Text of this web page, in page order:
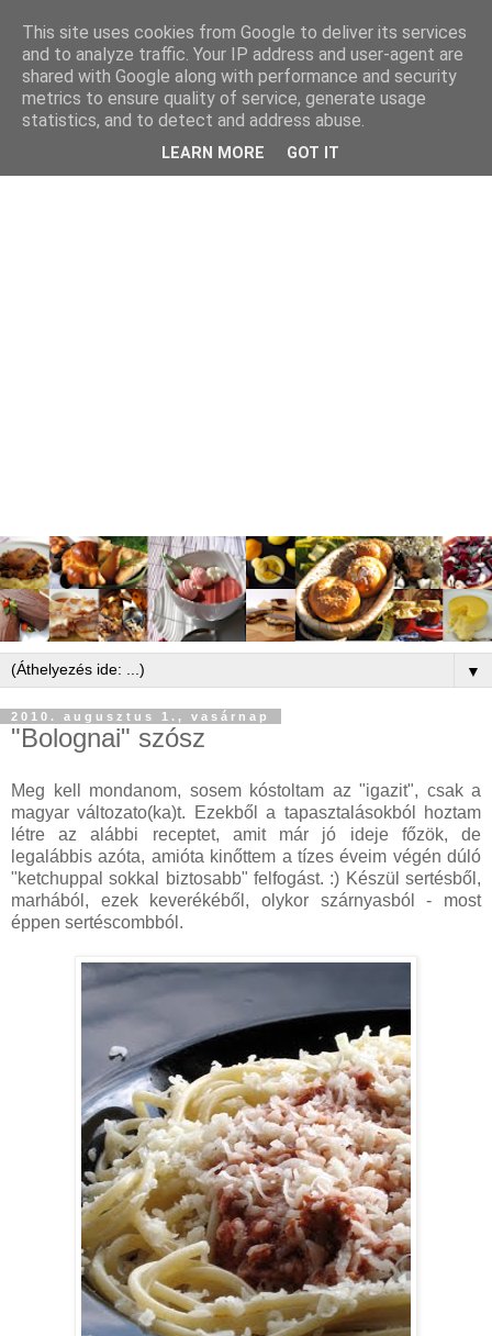
▼
2010. augusztus 1., vasárnap
"Bolognai" szósz
Meg kell mondanom, sosem kóstoltam az "igazit", csak a
magyar változato(ka)t. Ezekből a tapasztalásokból hoztam
létre az alábbi receptet, amit már jó ideje főzök, de
legalábbis azóta, amióta kinőttem a tízes éveim végén dúló
"ketchuppal sokkal biztosabb" felfogást. :) Készül sertésből,
marhából, ezek keverékéből, olykor szárnyasból - most
éppen sertéscombból.
This site uses cookies from Google to deliver its services
and to analyze traffic. Your IP address and user-agent are
shared with Google along with performance and security
metrics to ensure quality of service, generate usage
statistics, and to detect and address abuse.
LEARN MORE GOT IT